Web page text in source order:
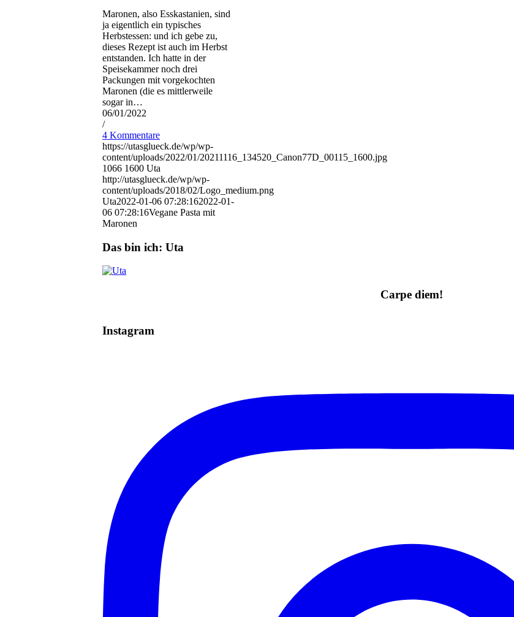
Maronen, also Esskastanien, sind
ja eigentlich ein typisches
Herbstessen: und ich gebe zu,
dieses Rezept ist auch im Herbst
entstanden. Ich hatte in der
Speisekammer noch drei
Packungen mit vorgekochten
Maronen (die es mittlerweile
sogar in…
06/01/2022
/
4 Kommentare
https://utasglueck.de/wp/wp-
content/uploads/2022/01/20211116_134520_Canon77D_00115_1600.jpg
1066 1600 Uta
http://utasglueck.de/wp/wp-
content/uploads/2018/02/Logo_medium.png
Uta2022-01-06 07:28:162022-01-
06 07:28:16Vegane Pasta mit
Maronen
Das bin ich: Uta
Carpe diem!
Instagram